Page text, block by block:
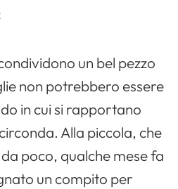
un bel pezzo
non potrebbero essere
in cui si rapportano
Alla piccola, che
poco, qualche mese fa
un compito per